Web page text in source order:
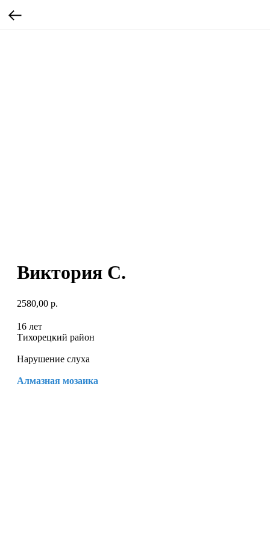
Виктория С.
2580,00 р.
16 лет
Тихорецкий район
Нарушение слуха
Алмазная мозаика